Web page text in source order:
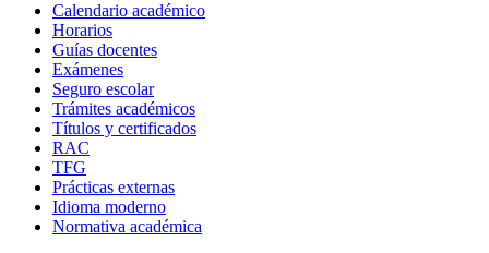
Calendario académico
Horarios
Guías docentes
Exámenes
Seguro escolar
Trámites académicos
Títulos y certificados
RAC
TFG
Prácticas externas
Idioma moderno
Normativa académica